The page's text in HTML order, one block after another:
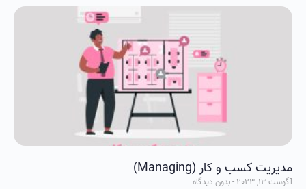
مديريت کسب و کار (Managing)
آگوست 13, 2023 بدون دیدگاه